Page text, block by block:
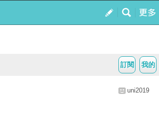
我的
訂閱
uni2019